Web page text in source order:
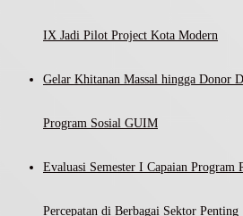
IX Jadi Pilot Project Kota Modern
Gelar Khitanan Massal hingga Donor
Program Sosial GUIM
Evaluasi Semester I Capaian
Percepatan di Berbagai Sektor Penting